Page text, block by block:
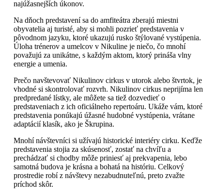
najúžasnejších úkonov.
Na dňoch predstavení sa do amfiteátra zberajú miestni
obyvatelia aj turisté, aby si mohli pozrieť predstavenia v
pôvodnom jazyku, ktoré ukazujú rusko štýlované vystúpenia.
Úloha trénerov a umelcov v Nikuline je niečo, čo mnohí
považujú za unikátne, s každým aktom, ktorý prináša vlny
energie a umenia.
Prečo navštevovať Nikulinov cirkus v utorok alebo štvrtok, je
vhodné si skontrolovať rozvrh. Nikulinov cirkus neprijíma len
predpredané lístky, ale môžete sa tiež dozvedieť o
predstaveniach z ich oficiálneho repertoáru. Ukáže vám, ktoré
predstavenia ponúkajú úžasné hudobné vystúpenia, vrátane
adaptácií klasík, ako je Škrupina.
Mnohí návštevníci si užívajú historické interiéry cirku. Keďže
predstavenia stojia za skúsenosť, zostať na chvíľu a
prechádzať si chodby môže priniesť aj prekvapenia, lebo
samotná budova je krásna a bohatá na históriu. Celkový
prostredie robí z návštevy nezabudnuteľnú, preto zvažte
príchod skôr.